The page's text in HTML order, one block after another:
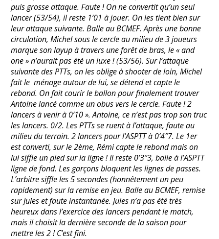
puis grosse attaque. Faute ! On ne convertit qu’un seul
lancer (53/54), il reste 1’01 à jouer. On les tient bien sur
leur attaque suivante. Balle au BCMEF. Après une bonne
circulation, Michel sous le cercle au milieu de 3 joueurs
marque son layup à travers une forêt de bras, le « and
one » n’aurait pas été un luxe ! (53/56). Sur l’attaque
suivante des PTTs, on les oblige à shooter de loin, Michel
fait le ménage autour de lui, se détend et capte le
rebond. On fait courir le ballon pour finalement trouver
Antoine lancé comme un obus vers le cercle. Faute ! 2
lancers à venir à 0’10 ». Antoine, ce n’est pas trop son truc
les lancers. 0/2. Les PTTs se ruent à l’attaque, faute au
milieu du terrain. 2 lancers pour l’ASPTT à 0’4″7. Le 1er
est converti, sur le 2ème, Rémi capte le rebond mais on
lui siffle un pied sur la ligne ! Il reste 0’3″3, balle à l’ASPTT
ligne de fond. Les garçons bloquent les lignes de passes.
L’arbitre siffle les 5 secondes (honnêtement un peu
rapidement) sur la remise en jeu. Balle au BCMEF, remise
sur Jules et faute instantanée. Jules n’a pas été très
heureux dans l’exercice des lancers pendant le match,
mais il choisit la dernière seconde de la saison pour
mettre les 2 ! C’est fini.